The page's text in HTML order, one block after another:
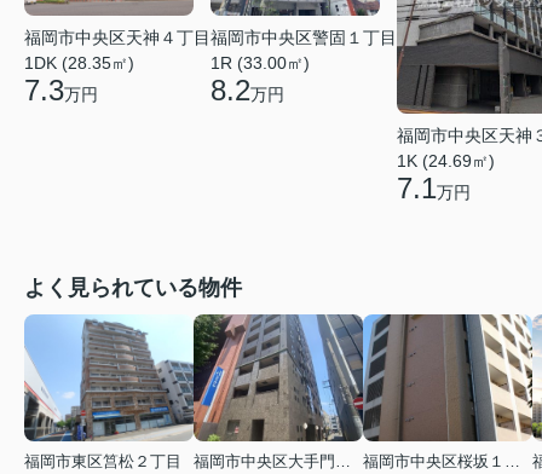
福岡市中央区天神４丁目
1DK (28.35㎡)
7.3万円
福岡市中央区警固１丁目
1R (33.00㎡)
8.2万円
福岡市中央区天神
1K (24.69㎡)
7.1万円
よく見られている物件
福岡市東区筥松２丁目
福岡市中央区大手門３丁目
福岡市中央区桜坂１丁目